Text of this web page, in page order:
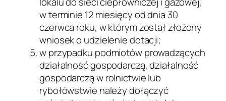
w terminie 12 miesięcy od dnia 30
czerwca roku, w którym został złożony
wniosek o udzielenie dotacji;
w przypadku podmiotów prowadzących
działalność gospodarczą, działalność
gospodarczą w rolnictwie lub
rybołówstwie należy dołączyć